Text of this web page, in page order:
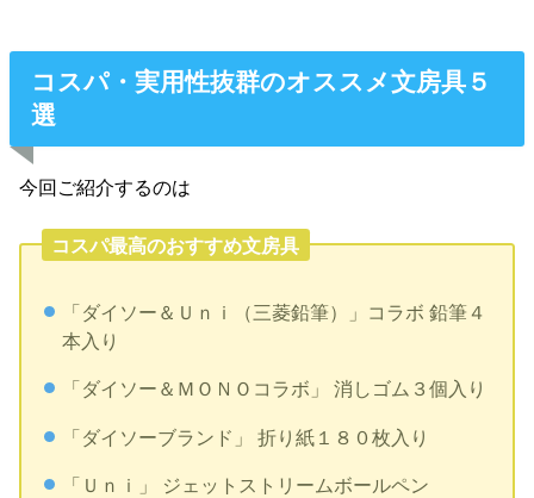
コスパ・実用性抜群のオススメ文房具５
選
今回ご紹介するのは
コスパ最高のおすすめ文房具
「ダイソー＆Ｕｎｉ（三菱鉛筆）」コラボ 鉛筆４
本入り
「ダイソー＆ＭＯＮＯコラボ」 消しゴム３個入り
「ダイソーブランド」 折り紙１８０枚入り
「Ｕｎｉ」 ジェットストリームボールペン